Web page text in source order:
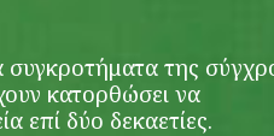
της
κατορθώσει να
επί δύο δεκαετίες.